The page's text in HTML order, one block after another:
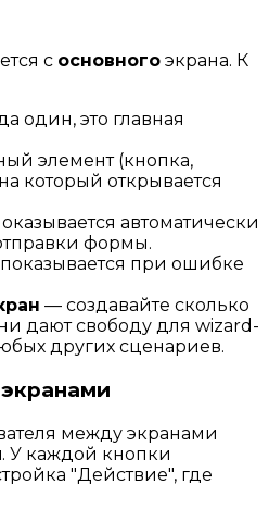
с основного экрана. К
один, это главная
элемент (кнопка,
который открывается
автоматически
формы.
при ошибке
— создавайте сколько
дают свободу для wizard-
других сценариев.
между экранами
. У каждой кнопки
"Действие", где